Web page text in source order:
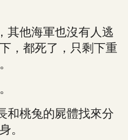
他海軍也沒有人逃
，都死了，只剩下重
桃兔的屍體找來分
。